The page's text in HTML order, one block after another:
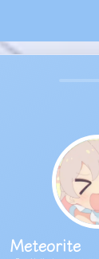
Meteorite